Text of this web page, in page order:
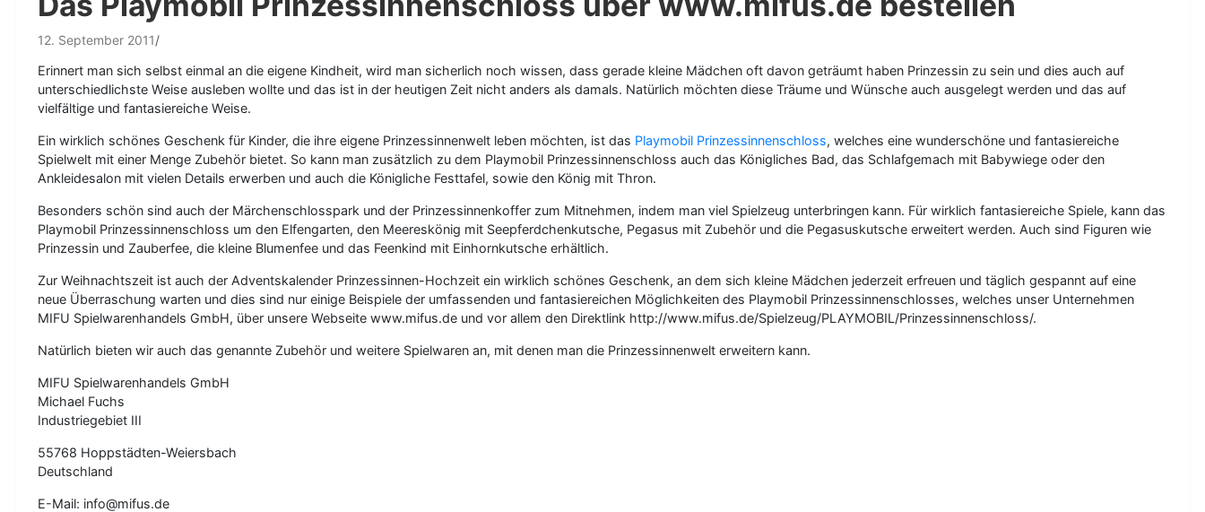
12. September 2011
Erinnert man sich selbst einmal an die eigene Kindheit, wird man sicherlich noch wissen, dass gerade kleine Mädchen oft davon geträumt haben Prinzessin zu sein und dies auch auf
unterschiedlichste Weise ausleben wollte und das ist in der heutigen Zeit nicht anders als damals. Natürlich möchten diese Träume und Wünsche auch ausgelegt werden und das auf
vielfältige und fantasiereiche Weise.
Ein wirklich schönes Geschenk für Kinder, die ihre eigene Prinzessinnenwelt leben möchten, ist das Playmobil Prinzessinnenschloss, welches eine wunderschöne und fantasiereiche
Spielwelt mit einer Menge Zubehör bietet. So kann man zusätzlich zu dem Playmobil Prinzessinnenschloss auch das Königliches Bad, das Schlafgemach mit Babywiege oder den
Ankleidesalon mit vielen Details erwerben und auch die Königliche Festtafel, sowie den König mit Thron.
Besonders schön sind auch der Märchenschlosspark und der Prinzessinnenkoffer zum Mitnehmen, indem man viel Spielzeug unterbringen kann. Für wirklich fantasiereiche Spiele, kann das
Playmobil Prinzessinnenschloss um den Elfengarten, den Meereskönig mit Seepferdchenkutsche, Pegasus mit Zubehör und die Pegasuskutsche erweitert werden. Auch sind Figuren wie
Prinzessin und Zauberfee, die kleine Blumenfee und das Feenkind mit Einhornkutsche erhältlich.
Zur Weihnachtszeit ist auch der Adventskalender Prinzessinnen-Hochzeit ein wirklich schönes Geschenk, an dem sich kleine Mädchen jederzeit erfreuen und täglich gespannt auf eine
neue Überraschung warten und dies sind nur einige Beispiele der umfassenden und fantasiereichen Möglichkeiten des Playmobil Prinzessinnenschlosses, welches unser Unternehmen
MIFU Spielwarenhandels GmbH, über unsere Webseite www.mifus.de und vor allem den Direktlink http://www.mifus.de/Spielzeug/PLAYMOBIL/Prinzessinnenschloss/.
Natürlich bieten wir auch das genannte Zubehör und weitere Spielwaren an, mit denen man die Prinzessinnenwelt erweitern kann.
MIFU Spielwarenhandels GmbH
Michael Fuchs
Industriegebiet III
55768 Hoppstädten-Weiersbach
Deutschland
E-Mail: info@mifus.de